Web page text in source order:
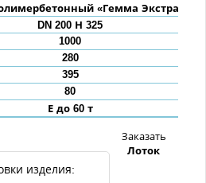
«Гемма Экстра»
DN 200 Н 325
1000
280
395
80
Е до 60 т
изделия:
Заказать
Лоток